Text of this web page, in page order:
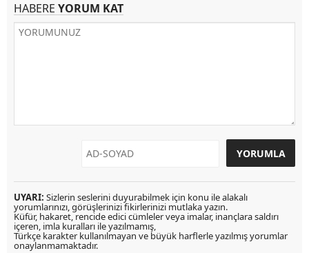
HABERE YORUM KAT
UYARI: Sizlerin seslerini duyurabilmek için konu ile alakalı
yorumlarınızı, görüşlerinizi fikirlerinizi mutlaka yazın.
Küfür, hakaret, rencide edici cümleler veya imalar, inançlara saldırı
içeren, imla kuralları ile yazılmamış,
Türkçe karakter kullanılmayan ve büyük harflerle yazılmış yorumlar
onaylanmamaktadır.